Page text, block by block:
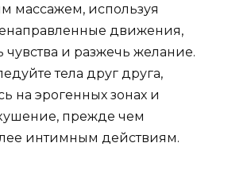
массажем, используя
движения,
чувства и разжечь желание.
тела друг друга,
на эрогенных зонах и
прежде чем
интимным действиям.